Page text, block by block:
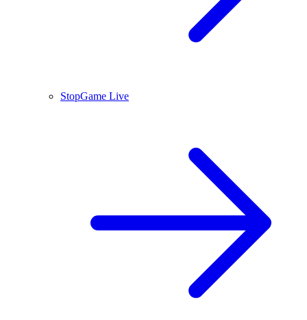
StopGame Live